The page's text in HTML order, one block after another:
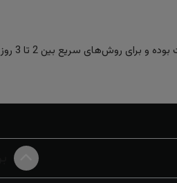
2 تا 3 روز و در حالت معمول حدود 7 روز کاری است.